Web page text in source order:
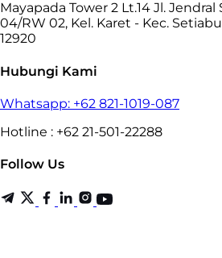
Mayapada Tower 2 Lt.14 Jl. Jendral
04/RW 02, Kel. Karet - Kec.
12920
Hubungi Kami
Whatsapp: +62 821-1019-087
Hotline : +62 21-501-22288
Follow Us